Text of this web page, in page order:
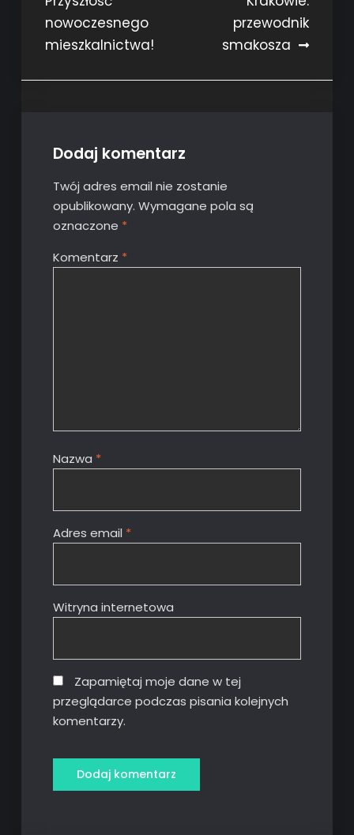
nowoczesnego
mieszkalnictwa!
przewodnik
smakosza
Dodaj komentarz
Twój adres email nie zostanie
opublikowany. Wymagane pola są
oznaczone *
Komentarz *
Nazwa *
Adres email *
Witryna internetowa
Zapamiętaj moje dane w tej
przeglądarce podczas pisania kolejnych
komentarzy.